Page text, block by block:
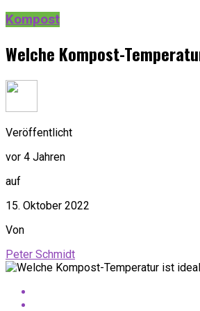
Kompost
Welche Kompost-
Veröffentlicht
vor 4 Jahren
auf
15. Oktober 2022
Von
Peter Schmidt